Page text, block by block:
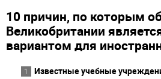
10 причин, по которым
Великобритании
вариантом для
Известные учебные